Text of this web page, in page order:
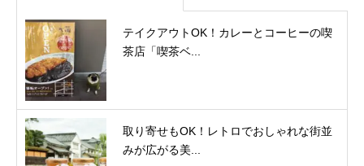
テイクアウトOK！カレーとコーヒーの喫
茶店「喫茶ベ...
取り寄せもOK！レトロでおしゃれな街並
みが広がる美...